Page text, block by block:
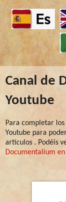
Canal de
Youtube
Para completar
Youtube para
artículos . Podéis
Documentalium en